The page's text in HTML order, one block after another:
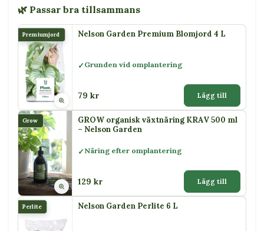
🌿 Passar bra tillsammans
Premiumjord Nelson Garden Premium Blomjord 4 L
Grunden vid omplantering
79 kr Lägg till
Grow
GROW organisk växtnäring KRAV 500 ml
– Nelson Garden
Näring efter omplantering
129 kr Lägg till
Perlite Nelson Garden Perlite 6 L